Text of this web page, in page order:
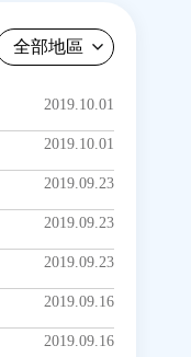
2019.10.01
2019.10.01
2019.09.23
2019.09.23
2019.09.23
2019.09.16
2019.09.16